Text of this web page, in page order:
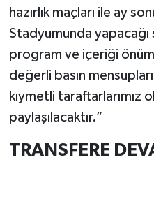
hazırlık maçları ile ay
Stadyumunda yapacağı
program ve içeriği
değerli basın mensupları
kıymetli taraftarlarımız
paylaşılacaktır.”
TRANSFERE